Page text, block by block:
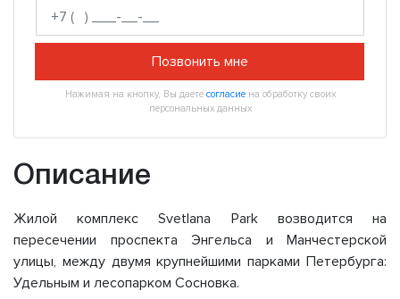
Позвонить мне
Нажимая на кнопку, Вы даете согласиена обработку своих
персональных данных
Описание
Жилой комплекс Svetlana Park возводится на
пересечении проспекта Энгельса и Манчестерской
улицы, между двумя крупнейшими парками Петербурга:
Удельным и лесопарком Сосновка.